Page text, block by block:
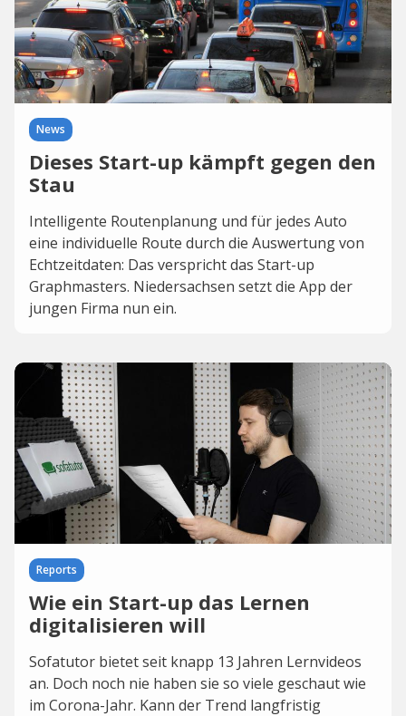
News
Dieses Start-up kämpft gegen den
Stau
Intelligente Routenplanung und für jedes Auto
eine individuelle Route durch die Auswertung von
Echtzeitdaten: Das verspricht das Start-up
Graphmasters. Niedersachsen setzt die App der
jungen Firma nun ein.
Reports
Wie ein Start-up das Lernen
digitalisieren will
Sofatutor bietet seit knapp 13 Jahren Lernvideos
an. Doch noch nie haben sie so viele geschaut wie
im Corona-Jahr. Kann der Trend langfristig